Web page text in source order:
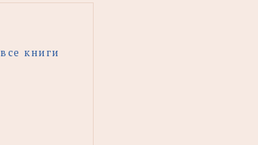
все книги